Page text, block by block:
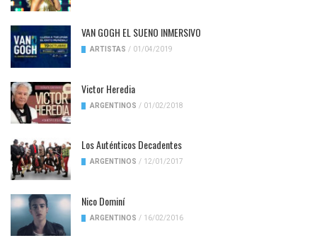
VAN GOGH EL SUENO INMERSIVO
ARTISTAS / 01/04/2019
Victor Heredia
ARGENTINOS / 01/02/2018
Los Auténticos Decadentes
ARGENTINOS / 12/01/2017
Nico Dominí
ARGENTINOS / 16/02/2016